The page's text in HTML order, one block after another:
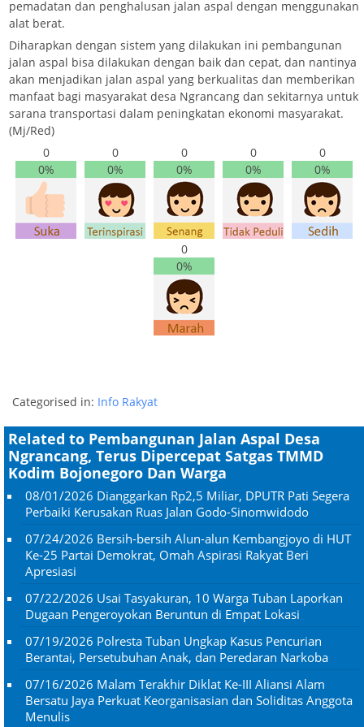
pemadatan dan penghalusan jalan aspal dengan menggunakan
alat berat.
Diharapkan dengan sistem yang dilakukan ini pembangunan
jalan aspal bisa dilakukan dengan baik dan cepat, dan nantinya
akan menjadikan jalan aspal yang berkualitas dan memberikan
manfaat bagi masyarakat desa Ngrancang dan sekitarnya untuk
sarana transportasi dalam peningkatan ekonomi masyarakat.
(Mj/Red)
0
0%
0
0%
0
0%
0
0%
0
0%
0
0%
Categorised in: Info Rakyat
Related to Pembangunan Jalan Aspal Desa
Ngrancang, Terus Dipercepat Satgas TMMD
Kodim Bojonegoro Dan Warga
08/01/2026 Dianggarkan Rp2,5 Miliar, DPUTR Pati Segera
Perbaiki Kerusakan Ruas Jalan Godo-Sinomwidodo
07/24/2026 Bersih-bersih Alun-alun Kembangjoyo di HUT
Ke-25 Partai Demokrat, Omah Aspirasi Rakyat Beri
Apresiasi
07/22/2026 Usai Tasyakuran, 10 Warga Tuban Laporkan
Dugaan Pengeroyokan Beruntun di Empat Lokasi
07/19/2026 Polresta Tuban Ungkap Kasus Pencurian
Berantai, Persetubuhan Anak, dan Peredaran Narkoba
07/16/2026 Malam Terakhir Diklat Ke-III Aliansi Alam
Bersatu Jaya Perkuat Keorganisasian dan Soliditas Anggota
Menulis